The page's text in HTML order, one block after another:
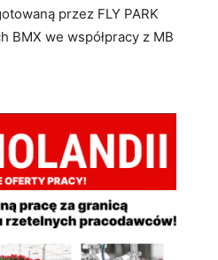
przez FLY PARK
BMX we współpracy z MB